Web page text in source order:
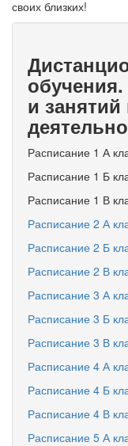
своих близких!
и
Расписание 1 А
Расписание 1 Б
Расписание 1 В
Расписание 2 А
Расписание 2 Б
Расписание 2 В
Расписание 3 А
Расписание 3 Б
Расписание 3 В
Расписание 4 А
Расписание 4 Б
Расписание 4 В
Расписание 5 А